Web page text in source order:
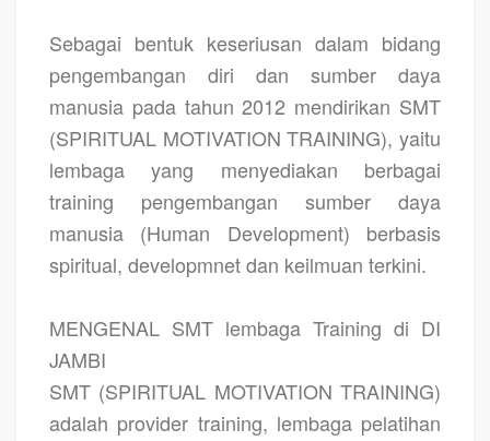
Sebagai bentuk keseriusan dalam bidang
pengembangan diri dan sumber daya
manusia pada tahun 2012 mendirikan SMT
(SPIRITUAL MOTIVATION TRAINING), yaitu
lembaga yang menyediakan berbagai
training pengembangan sumber daya
manusia (Human Development) berbasis
spiritual, developmnet dan keilmuan terkini.
MENGENAL SMT lembaga Training di DI
JAMBI
SMT (SPIRITUAL MOTIVATION TRAINING)
adalah provider training, lembaga pelatihan